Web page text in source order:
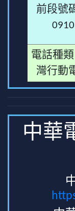
前段號
0910
電話種
灣行動
中華